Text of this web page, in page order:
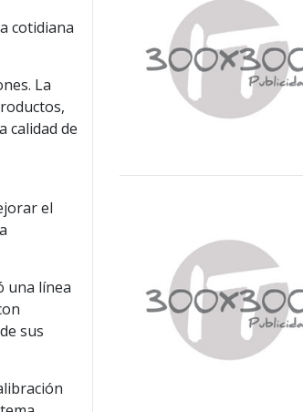
cotidiana
La
calidad de
el
una línea
sus